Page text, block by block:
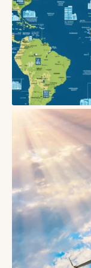
Як безпечно
03/06/2026